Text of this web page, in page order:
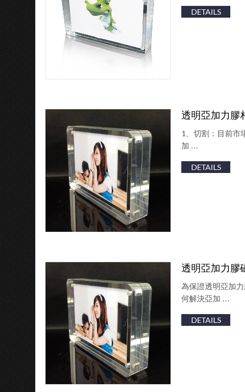
DETAILS
透明亞加力膠
1、切割：目前市
加 …
DETAILS
透明亞加力膠
為保證透明亞加
何解決亞加 …
DETAILS